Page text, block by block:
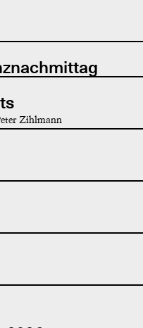
Zihlmann